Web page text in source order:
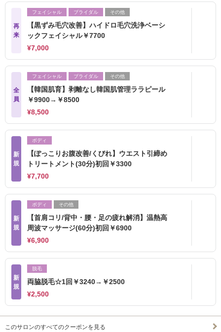
再
来
フェイシャル ブライダル その他
【黒ずみ毛穴改善】ハイドロ毛穴洗浄ベーシ
ックフェイシャル￥7700
¥7,000
全
員
フェイシャル ブライダル その他
【韓国肌育】剥離なし韓国肌管理ララピール
￥9900→￥8500
¥8,500
新
規
ボディ
【ぽっこりお腹改善/くびれ】ウエスト引締め
トリートメント(30分)初回￥3300
¥7,700
新
規
ボディ その他
【首肩コリ/背中・腰・足の疲れ解消】温熱高
周波マッサージ(60分)初回￥6900
¥6,900
新
規
脱毛
両脇脱毛☆1回￥3240→￥2500
¥2,500
このサロンのすべてのクーポンを見る